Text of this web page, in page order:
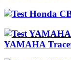
YAMAHA